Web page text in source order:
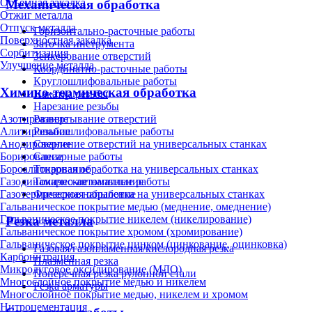
Отжиг металла
Отпуск металла
Поверхностная закалка
Сорбитизация
Улучшение металла
Химико-термическая обработка
Азотирование
Алитирование
Анодирование
Борирование
Бороалитирование
Газодинамическое напыление
Газотермическое напыление
Гальваническое покрытие медью (меднение, омеднение)
Гальваническое покрытие никелем (никелирование)
Гальваническое покрытие хромом (хромирование)
Гальваническое покрытие цинком (цинкование, оцинковка)
Карбонитрация
Микродуговое оксидирование (МДО)
Многослойное покрытие медью и никелем
Многослойное покрытие медью, никелем и хромом
Нитроцементация
Механическая обработка
Горизонтально-расточные работы
Заточка инструмента
Зенкерование отверстий
Координатно-расточные работы
Круглошлифовальные работы
Накатка резьбы
Нарезание резьбы
Развертывание отверстий
Резьбошлифовальные работы
Сверление отверстий на универсальных станках
Слесарные работы
Токарная обработка на универсальных станках
Токарно-автоматные работы
Фрезерная обработка на универсальных станках
Резка металла
Газовая/газопламенная/кислородная резка
Плазменная резка
Поперечная резка рулонной стали
Резка арматуры